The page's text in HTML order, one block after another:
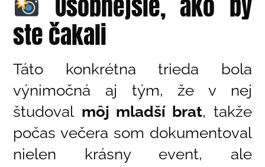
ste čakali
Táto konkrétna trieda bola
výnimočná aj tým, že v nej
študoval môj mladší brat, takže
počas večera som dokumentoval
nielen krásny event, ale